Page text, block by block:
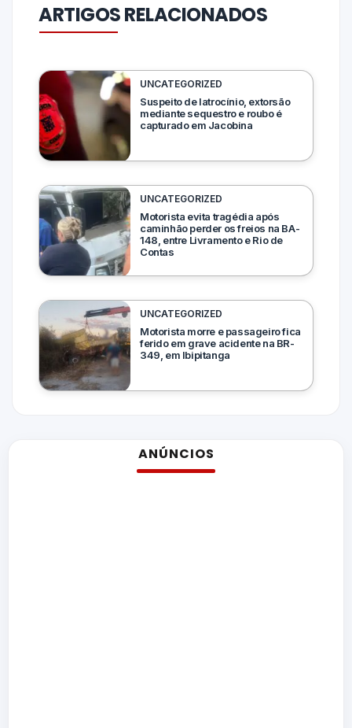
ARTIGOS RELACIONADOS
UNCATEGORIZED
Suspeito de latrocínio, extorsão
mediante sequestro e roubo é
capturado em Jacobina
UNCATEGORIZED
Motorista evita tragédia após
caminhão perder os freios na BA-
148, entre Livramento e Rio de
Contas
UNCATEGORIZED
Motorista morre e passageiro fica
ferido em grave acidente na BR-
349, em Ibipitanga
ANÚNCIOS